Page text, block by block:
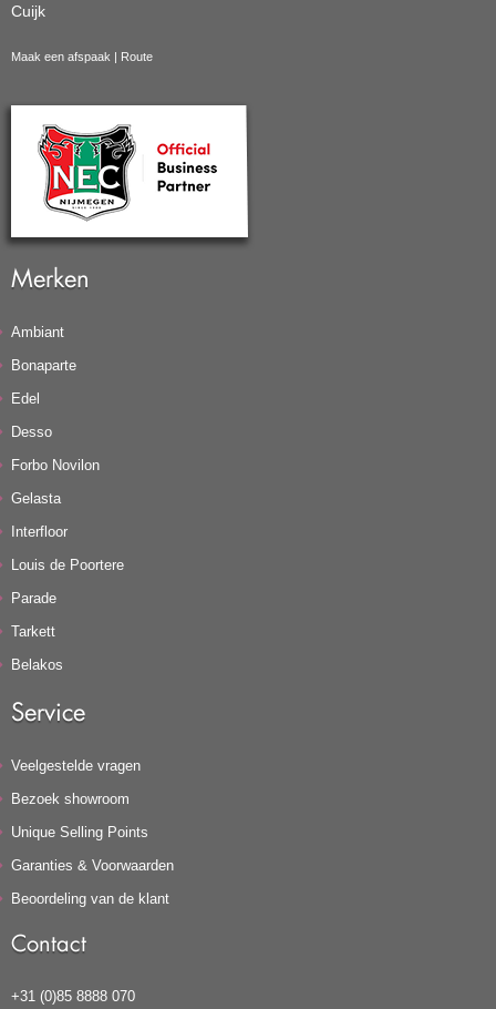
Cuijk
Maak een afspaak | Route
Merken
Ambiant
Bonaparte
Edel
Desso
Forbo Novilon
Gelasta
Interfloor
Louis de Poortere
Parade
Tarkett
Belakos
Service
Veelgestelde vragen
Bezoek showroom
Unique Selling Points
Garanties & Voorwaarden
Beoordeling van de klant
Contact
+31 (0)85 8888 070